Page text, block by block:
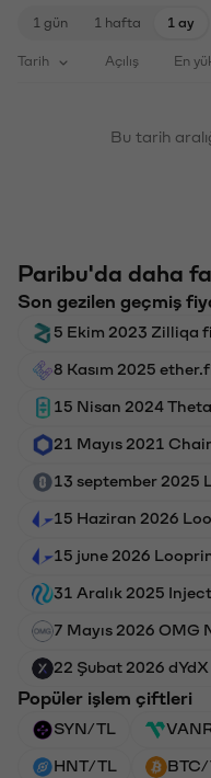
1 gün 1 hafta 1 ay
Tarih Açılış En
Bu tarih
Paribu'da daha
Son gezilen geçmiş
5 Ekim 2023 Zilliqa
8 Kasım 2025
15 Nisan 2024
21 Mayıs 2021
13 september 2025
15 Haziran 2026
15 june 2026
31 Aralık 2025
7 Mayıs 2026 OMG
22 Şubat 2026 dYdX
Popüler işlem çiftleri
SYN/TL
HNT/TL